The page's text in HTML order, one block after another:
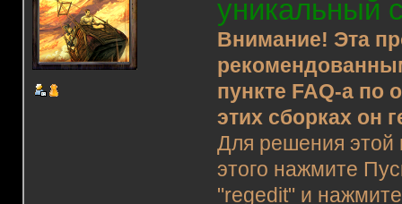
уникальный
Внимание! Эта
пункте FAQ-а
этих сборках он
Для решения этой
этого нажмите
"regedit" и